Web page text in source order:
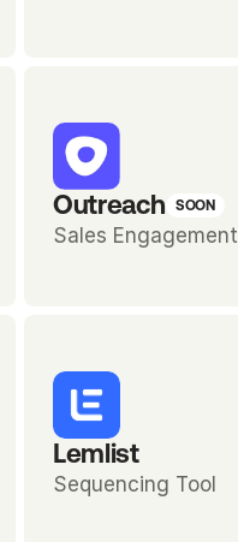
Outreach SOON
Sales Engagement
Lemlist
Sequencing Tool